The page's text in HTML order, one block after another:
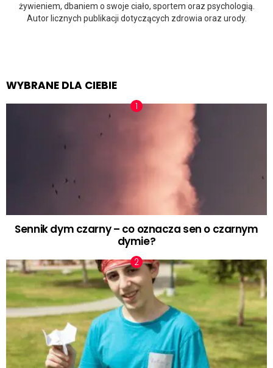
żywieniem, dbaniem o swoje ciało, sportem oraz psychologią.
Autor licznych publikacji dotyczących zdrowia oraz urody.
WYBRANE DLA CIEBIE
Sennik dym czarny – co oznacza sen o czarnym
dymie?